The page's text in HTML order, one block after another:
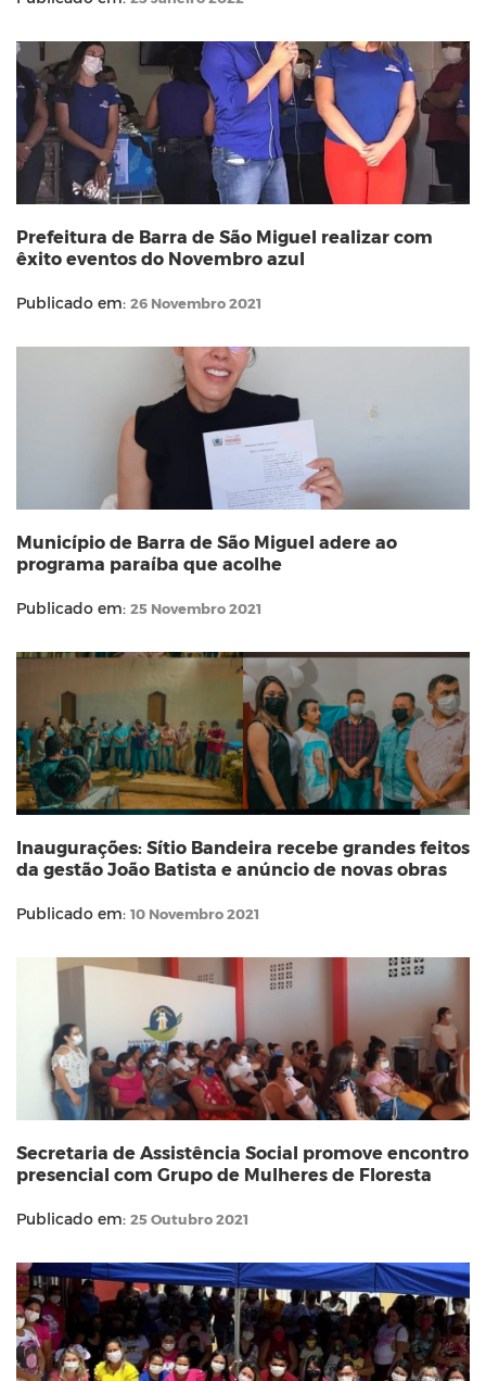
Prefeitura de Barra de São Miguel realizar com
êxito eventos do Novembro azul
Publicado em: 26 Novembro 2021
Município de Barra de São Miguel adere ao
programa paraíba que acolhe
Publicado em: 25 Novembro 2021
Inaugurações: Sítio Bandeira recebe grandes feitos
da gestão João Batista e anúncio de novas obras
Publicado em: 10 Novembro 2021
Secretaria de Assistência Social promove encontro
presencial com Grupo de Mulheres de Floresta
Publicado em: 25 Outubro 2021